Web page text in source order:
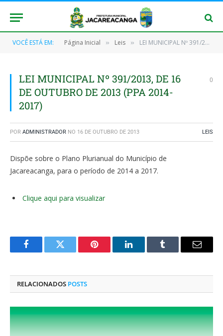
VOCÊ ESTÁ EM: Página Inicial » Leis » LEI MUNICIPAL Nº 391/2013, DE 16 DE OUTUBRO DE 2013 (PPA 2014-2017)
LEI MUNICIPAL Nº 391/2013, DE 16
DE OUTUBRO DE 2013 (PPA 2014-
2017)
0
POR ADMINISTRADOR NO 16 DE OUTUBRO DE 2013 LEIS
Dispõe sobre o Plano Plurianual do Município de
Jacareacanga, para o período de 2014 a 2017.
Clique aqui para visualizar
FacebookTwitter Pinterest O
Tumblr
E-
RELACIONADOS POSTS